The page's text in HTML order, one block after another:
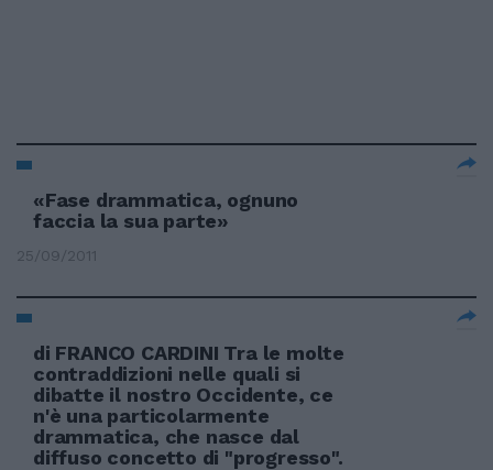
«Fase drammatica, ognuno
faccia la sua parte»
25/09/2011
di FRANCO CARDINI Tra le molte
contraddizioni nelle quali si
dibatte il nostro Occidente, ce
n'è una particolarmente
drammatica, che nasce dal
diffuso concetto di "progresso".